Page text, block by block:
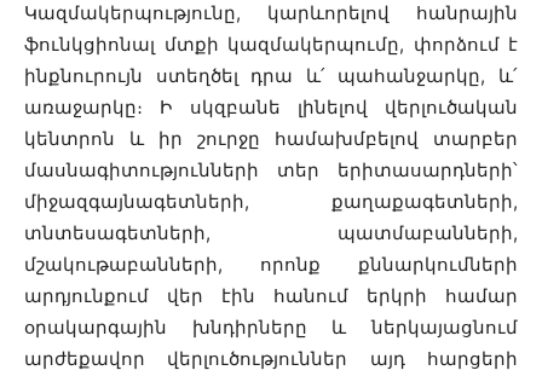
Կազմակերպությունը, կարևորելով հանրային
ֆունկցիոնալ մտքի կազմակերպումը, փորձում է
ինքնուրույն ստեղծել դրա և՛ պահանջարկը, և՛
առաջարկը։ Ի սկզբանե լինելով վերլուծական
կենտրոն և իր շուրջը համախմբելով տարբեր
մասնագիտությունների տեր երիտասարդների՝
միջազգայնագետների, քաղաքագետների,
տնտեսագետների, պատմաբանների,
մշակութաբանների, որոնք քննարկումների
արդյունքում վեր էին հանում երկրի համար
օրակարգային խնդիրները և ներկայացնում
արժեքավոր վերլուծություններ այդ հարցերի